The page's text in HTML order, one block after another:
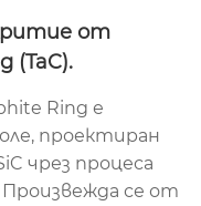
от
(TaC).
Ring е
проектиран
чрез процеса
Произвежда се от